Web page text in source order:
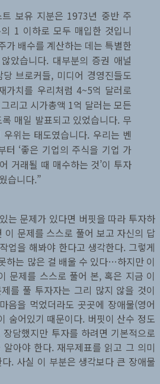
트 보유 지분은 1973년 중반 주
1 이하로 모두 매입한 것입니
가 배수를 계산하는 데는 특별한
았습니다. 대부분의 증권 애널
브로커들, 미디어 경영진들도
가치를 우리처럼 4~5억 달러로
리고 시가총액 1억 달러는 모든
매일 발표되고 있었습니다. 무
위는 태도였습니다. 우리는 벤
터 ‘좋은 기업의 주식을 기업 가
거래될 때 매수하는 것’이 투자
습니다.”
는 문제가 있다면 버핏을 따라 투자하
이 문제를 스스로 풀어 보고 자신의 답
업을 해봐야 한다고 생각한다. 그렇게
하는 많은 걸 배울 수 있다…하지만 이
문제를 스스로 풀어 본, 혹은 지금 이
를 풀 투자자는 그리 많지 않을 것이
음을 먹었더라도 곳곳에 장애물(영어
숨어있기 때문이다. 버핏이 산수 정도
담했지만 투자를 하려면 기본적으로
아야 한다. 재무제표를 읽고 그 의미
. 사실 이 부분은 생각보다 큰 장애물